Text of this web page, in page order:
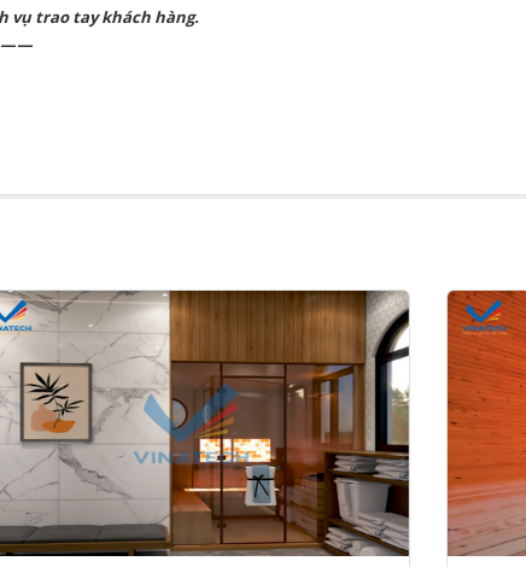
vụ trao tay khách hàng.